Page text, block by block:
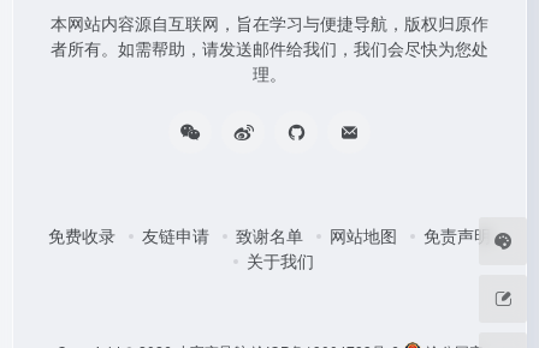
本网站内容源自互联网，旨在学习与便捷导航，版权归原作
者所有。如需帮助，请发送邮件给我们，我们会尽快为您处
理。
免费收录 友链申请 致谢名单 网站地图
免责声明
关于我们